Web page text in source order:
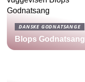
DANSKE GODNATSANGE
Blops Godnatsang